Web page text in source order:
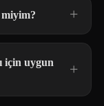
için uygun